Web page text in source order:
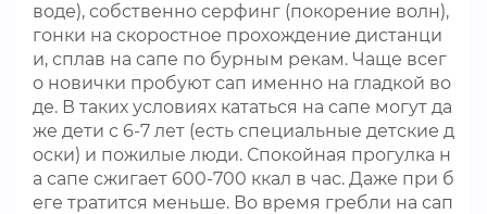
воде), собственно серфинг (покорение волн),
гонки на скоростное прохождение дистанци
и, сплав на сапе по бурным рекам. Чаще всег
о новички пробуют сап именно на гладкой во
де. В таких условиях кататься на сапе могут да
же дети с 6-7 лет (есть специальные детские д
оски) и пожилые люди. Спокойная прогулка н
а сапе сжигает 600-700 ккал в час. Даже при б
еге тратится меньше. Во время гребли на сап